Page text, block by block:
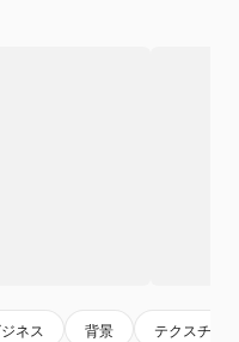
ネス 背景 テクスチャー